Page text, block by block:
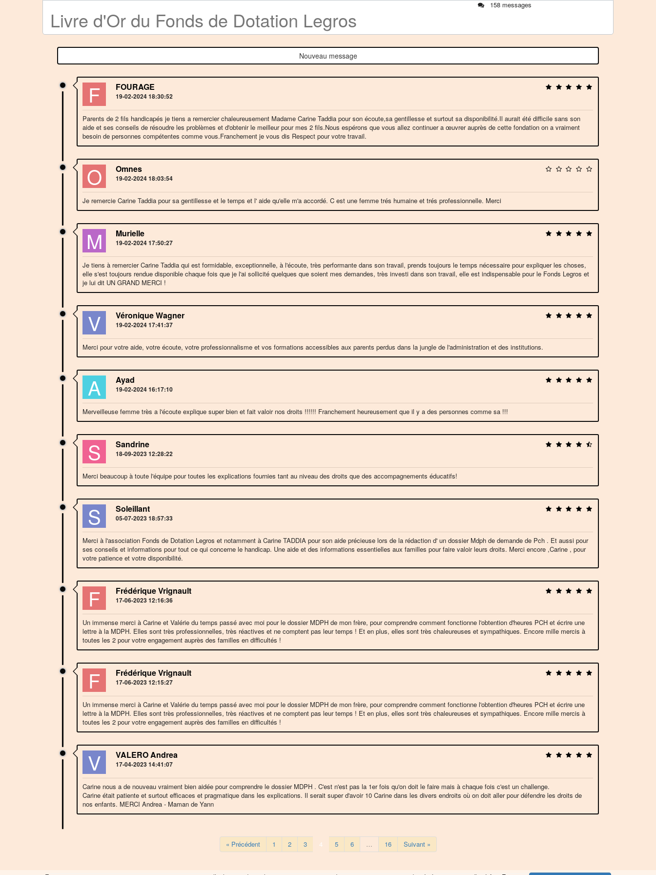
Livre d'Or du Fonds de Dotation Legros
158 messages
Nouveau message
F FOURAGE
19-02-2024 18:30:52
Parents de 2 fils handicapés je tiens a remercier chaleureusement Madame Carine Taddia pour son écoute,sa gentillesse et surtout sa disponibilité.Il aurait été difficile sans son
aide et ses conseils de résoudre les problèmes et d'obtenir le meilleur pour mes 2 fils.Nous espérons que vous allez continuer a œuvrer auprès de cette fondation on a vraiment
besoin de personnes compétentes comme vous.Franchement je vous dis Respect pour votre travail.
O Omnes
19-02-2024 18:03:54
Je remercie Carine Taddia pour sa gentillesse et le temps et l' aide qu'elle m'a accordé. C est une femme trés humaine et trés professionnelle. Merci
M Murielle
19-02-2024 17:50:27
Je tiens à remercier Carine Taddia qui est formidable, exceptionnelle, à l'écoute, très performante dans son travail, prends toujours le temps nécessaire pour expliquer les choses,
elle s'est toujours rendue disponible chaque fois que je l'ai sollicité quelques que soient mes demandes, très investi dans son travail, elle est indispensable pour le Fonds Legros et
je lui dit UN GRAND MERCI !
V Véronique Wagner
19-02-2024 17:41:37
Merci pour votre aide, votre écoute, votre professionnalisme et vos formations accessibles aux parents perdus dans la jungle de l'administration et des institutions.
A Ayad
19-02-2024 16:17:10
Merveilleuse femme très a l'écoute explique super bien et fait valoir nos droits !!!!!! Franchement heureusement que il y a des personnes comme sa !!!
S Sandrine
18-09-2023 12:28:22
Merci beaucoup à toute l'équipe pour toutes les explications fournies tant au niveau des droits que des accompagnements éducatifs!
S Soleillant
05-07-2023 18:57:33
Merci à l'association Fonds de Dotation Legros et notamment à Carine TADDIA pour son aide précieuse lors de la rédaction d' un dossier Mdph de demande de Pch . Et aussi pour
ses conseils et informations pour tout ce qui concerne le handicap. Une aide et des informations essentielles aux familles pour faire valoir leurs droits. Merci encore ,Carine , pour
votre patience et votre disponibilité.
F Frédérique Vrignault
17-06-2023 12:16:36
Un immense merci à Carine et Valérie du temps passé avec moi pour le dossier MDPH de mon frère, pour comprendre comment fonctionne l'obtention d'heures PCH et écrire une
lettre à la MDPH. Elles sont très professionnelles, très réactives et ne comptent pas leur temps ! Et en plus, elles sont très chaleureuses et sympathiques. Encore mille mercis à
toutes les 2 pour votre engagement auprès des familles en difficultés !
F Frédérique Vrignault
17-06-2023 12:15:27
Un immense merci à Carine et Valérie du temps passé avec moi pour le dossier MDPH de mon frère, pour comprendre comment fonctionne l'obtention d'heures PCH et écrire une
lettre à la MDPH. Elles sont très professionnelles, très réactives et ne comptent pas leur temps ! Et en plus, elles sont très chaleureuses et sympathiques. Encore mille mercis à
toutes les 2 pour votre engagement auprès des familles en difficultés !
V VALERO Andrea
17-04-2023 14:41:07
Carine nous a de nouveau vraiment bien aidée pour comprendre le dossier MDPH . C'est n'est pas la 1er fois qu'on doit le faire mais à chaque fois c'est un challenge.
Carine était patiente et surtout efficaces et pragmatique dans les explications. Il serait super d'avoir 10 Carine dans les divers endroits où on doit aller pour défendre les droits de
nos enfants. MERCI Andrea - Maman de Yann
« Précédent 1 2 3 4 5 6 … 16 Suivant »